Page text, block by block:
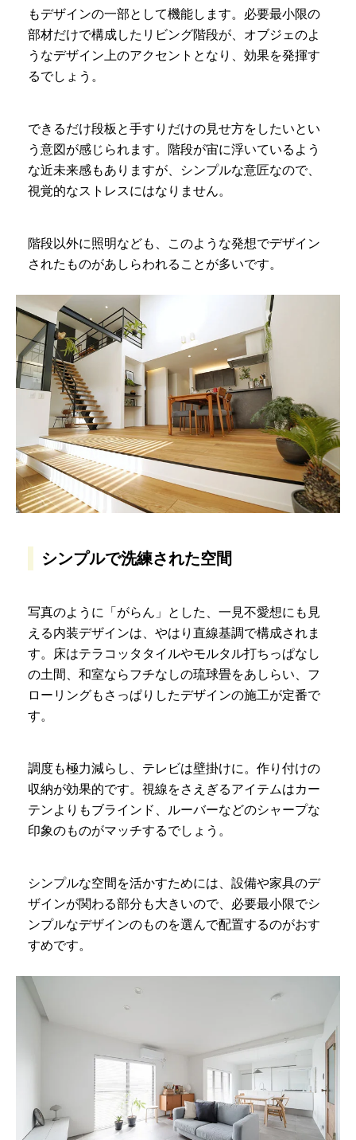
もデザインの一部として機能します。必要最小限の
部材だけで構成したリビング階段が、オブジェのよ
うなデザイン上のアクセントとなり、効果を発揮す
るでしょう。
できるだけ段板と手すりだけの見せ方をしたいとい
う意図が感じられます。階段が宙に浮いているよう
な近未来感もありますが、シンプルな意匠なので、
視覚的なストレスにはなりません。
階段以外に照明なども、このような発想でデザイン
されたものがあしらわれることが多いです。
シンプルで洗練された空間
写真のように「がらん」とした、一見不愛想にも見
える内装デザインは、やはり直線基調で構成されま
す。床はテラコッタタイルやモルタル打ちっぱなし
の土間、和室ならフチなしの琉球畳をあしらい、フ
ローリングもさっぱりしたデザインの施工が定番で
す。
調度も極力減らし、テレビは壁掛けに。作り付けの
収納が効果的です。視線をさえぎるアイテムはカー
テンよりもブラインド、ルーバーなどのシャープな
印象のものがマッチするでしょう。
シンプルな空間を活かすためには、設備や家具のデ
ザインが関わる部分も大きいので、必要最小限でシ
ンプルなデザインのものを選んで配置するのがおす
すめです。